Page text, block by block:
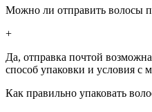
Можно ли отправить волосы
+
Да, отправка почтой
способ упаковки и условия с
Как правильно упаковать